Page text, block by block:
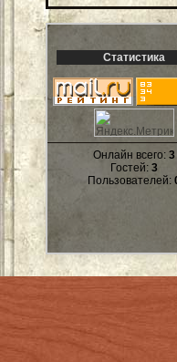
Статистика
Онлайн всего: 3
Гостей: 3
Пользователей: